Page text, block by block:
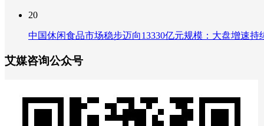
20
中国休闲食品市场稳步迈向13330亿元规模：大盘增速
艾媒咨询公众号